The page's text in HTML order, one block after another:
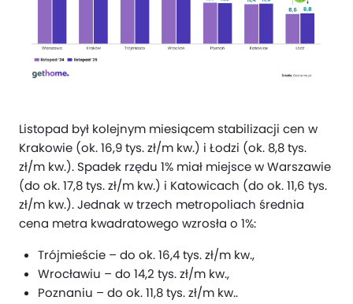
Listopad był kolejnym miesiącem stabilizacji cen w
Krakowie (ok. 16,9 tys. zł/m kw.) i Łodzi (ok. 8,8 tys.
zł/m kw.). Spadek rzędu 1% miał miejsce w Warszawie
(do ok. 17,8 tys. zł/m kw.) i Katowicach (do ok. 11,6 tys.
zł/m kw.). Jednak w trzech metropoliach średnia
cena metra kwadratowego wzrosła o 1%:
Trójmieście – do ok. 16,4 tys. zł/m kw.,
Wrocławiu – do 14,2 tys. zł/m kw.,
Poznaniu – do ok. 11,8 tys. zł/m kw..